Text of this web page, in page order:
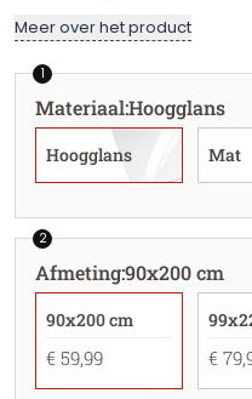
Meer over het product
1
Materiaal:Hoogglans
Hoogglans Mat
2
Afmeting:90x200 cm
90x200 cm
€ 59,99 €